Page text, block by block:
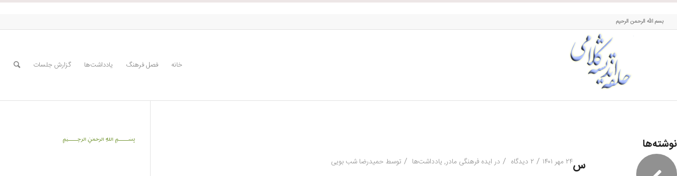
حلقه اندیشه کلامی
بسم الله الرحمن الرحیم
خانه فصل فرهنگ یادداشت‌ها گزارش جلسات
نوشته‌ها
س۲۴ مهر ۱۴۰۱ / ۲ دیدگاه / در ایده فرهنگی مادر, یادداشت‌ها / توسط حمیدرضا شب بویی
﷽